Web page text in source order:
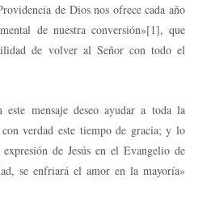
de Dios nos ofrece cada año
de nuestra conversión»[1], que
de volver al Señor con todo el
mensaje deseo ayudar a toda la
verdad este tiempo de gracia; y lo
de Jesús en el Evangelio de
se enfriará el amor en la mayoría»